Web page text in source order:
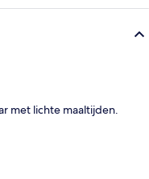
met lichte maaltijden.